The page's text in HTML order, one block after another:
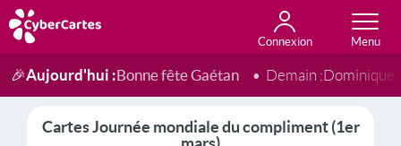
Connexion
Anniversaire
Fête du jour
Amour
Amitié
Merci
Toutes les cartes
🎉Aujourd'hui :Bonne fête Gaétan Demain :Dominique
Cartes Journée mondiale du compliment (1er